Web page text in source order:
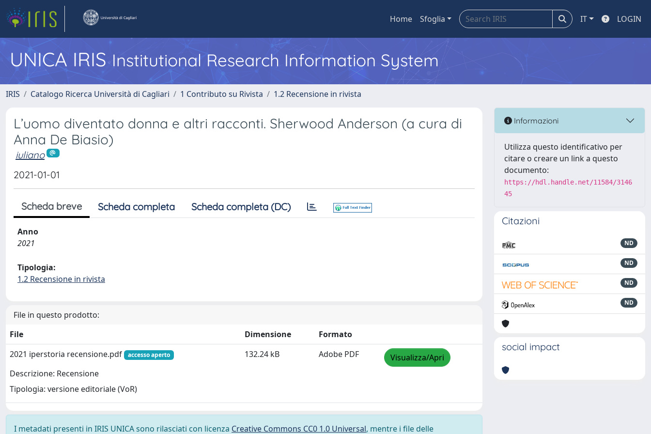
Home Sfoglia IT LOGIN
UNICA IRISInstitutional Research Information System
IRIS Catalogo Ricerca Università di Cagliari 1 Contributo su Rivista 1.2 Recensione in rivista
L’uomo diventato donna e altri racconti. Sherwood Anderson (a cura di
Anna De Biasio)
iuliano
2021-01-01
Scheda breve Scheda completa Scheda completa (DC)
Anno
2021
Tipologia:
1.2 Recensione in rivista
File in questo prodotto:
File
Dimensione
Formato
2021 iperstoria recensione.pdf
accesso aperto
Descrizione: Recensione
Tipologia: versione editoriale (VoR)
132.24 kB Adobe PDF Visualizza/Apri
I metadati presenti in IRIS UNICA sono rilasciati con licenza Creative Commons CC0 1.0 Universal, mentre i file delle
Informazioni
Utilizza questo identificativo per
citare o creare un link a questo
documento:
https://hdl.handle.net/11584/3146
45
Citazioni
ND
ND
ND
ND
social impact